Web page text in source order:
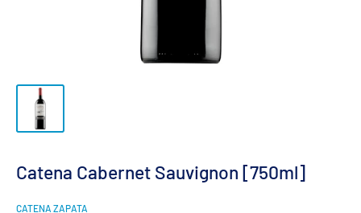
Catena Cabernet Sauvignon [750ml]
CATENA ZAPATA